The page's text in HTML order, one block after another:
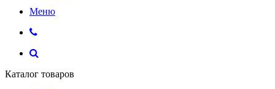
Меню
Каталог товаров